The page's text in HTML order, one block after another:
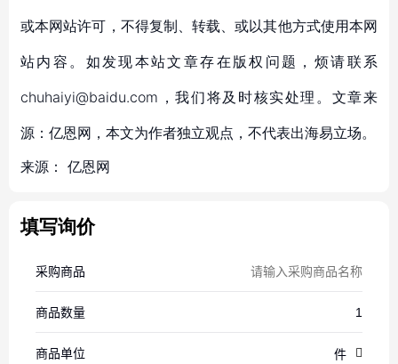
或本网站许可，不得复制、转载、或以其他方式使用本网
站内容。如发现本站文章存在版权问题，烦请联系
chuhaiyi@baidu.com，我们将及时核实处理。文章来
源：亿恩网，本文为作者独立观点，不代表出海易立场。
来源： 亿恩网
填写询价